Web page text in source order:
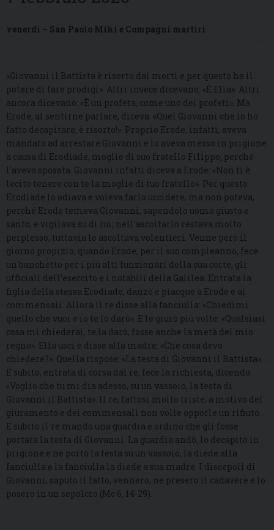
venerdì – San Paolo Miki e Compagni martiri
«Giovanni il Battista è risorto dai morti e per questo ha il
potere di fare prodigi». Altri invece dicevano: «È Elìa». Altri
ancora dicevano: «È un profeta, come uno dei profeti». Ma
Erode, al sentirne parlare, diceva: «Quel Giovanni che io ho
fatto decapitare, è risorto!». Proprio Erode, infatti, aveva
mandato ad arrestare Giovanni e lo aveva messo in prigione
a causa di Erodìade, moglie di suo fratello Filippo, perché
l’aveva sposata. Giovanni infatti diceva a Erode: «Non ti è
lecito tenere con te la moglie di tuo fratello». Per questo
Erodìade lo odiava e voleva farlo uccidere, ma non poteva,
perché Erode temeva Giovanni, sapendolo uomo giusto e
santo, e vigilava su di lui; nell’ascoltarlo restava molto
perplesso, tuttavia lo ascoltava volentieri. Venne però il
giorno propizio, quando Erode, per il suo compleanno, fece
un banchetto per i più alti funzionari della sua corte, gli
ufficiali dell’esercito e i notabili della Galilea. Entrata la
figlia della stessa Erodìade, danzò e piacque a Erode e ai
commensali. Allora il re disse alla fanciulla: «Chiedimi
quello che vuoi e io te lo darò». E le giurò più volte: «Qualsiasi
cosa mi chiederai, te la darò, fosse anche la metà del mio
regno». Ella uscì e disse alla madre: «Che cosa devo
chiedere?». Quella rispose: «La testa di Giovanni il Battista».
E subito, entrata di corsa dal re, fece la richiesta, dicendo:
«Voglio che tu mi dia adesso, su un vassoio, la testa di
Giovanni il Battista». Il re, fattosi molto triste, a motivo del
giuramento e dei commensali non volle opporle un rifiuto.
E subito il re mandò una guardia e ordinò che gli fosse
portata la testa di Giovanni. La guardia andò, lo decapitò in
prigione e ne portò la testa su un vassoio, la diede alla
fanciulla e la fanciulla la diede a sua madre. I discepoli di
Giovanni, saputo il fatto, vennero, ne presero il cadavere e lo
posero in un sepolcro (Mc 6, 14-29).